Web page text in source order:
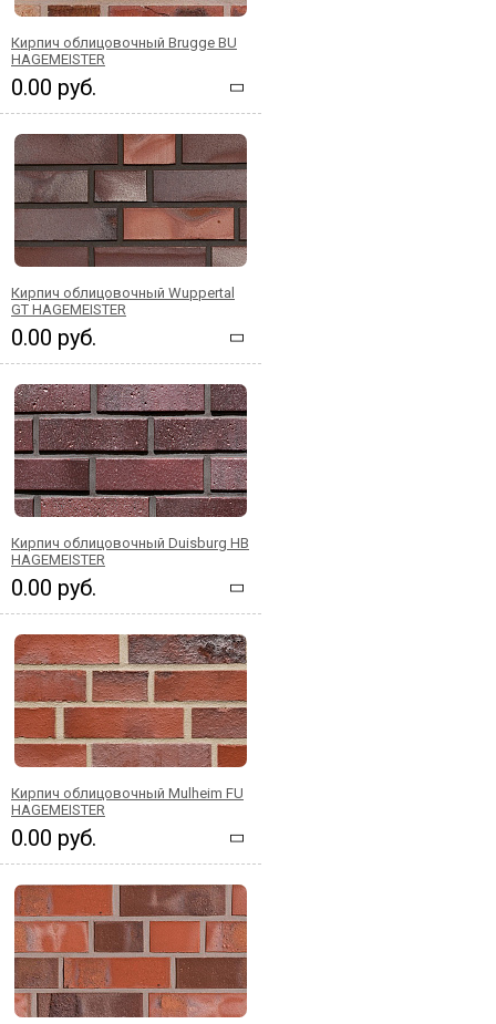
Кирпич облицовочный Brugge BU
HAGEMEISTER
0.00 руб.
Кирпич облицовочный Wuppertal
GT HAGEMEISTER
0.00 руб.
Кирпич облицовочный Duisburg HB
HAGEMEISTER
0.00 руб.
Кирпич облицовочный Mulheim FU
HAGEMEISTER
0.00 руб.